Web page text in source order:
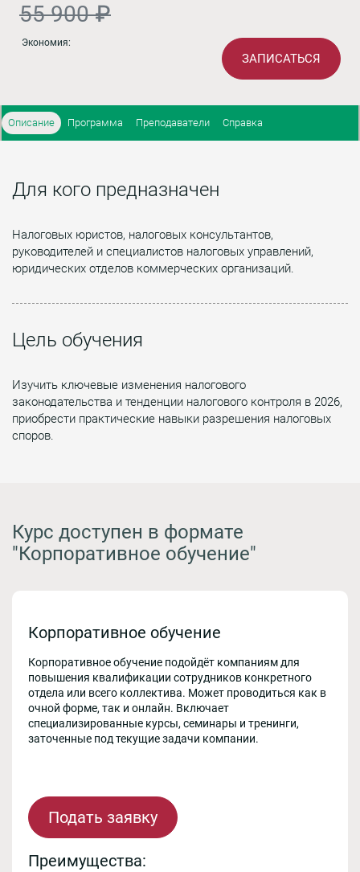
55 900 ₽
Экономия:
ЗАПИСАТЬСЯ
Описание Программа Преподаватели Справка
Для кого предназначен
Налоговых юристов, налоговых консультантов,
руководителей и специалистов налоговых управлений,
юридических отделов коммерческих организаций.
Цель обучения
Изучить ключевые изменения налогового
законодательства и тенденции налогового контроля в 2026,
приобрести практические навыки разрешения налоговых
споров.
Курс доступен в формате
"Корпоративное обучение"
Корпоративное обучение
Корпоративное обучение подойдёт компаниям для
повышения квалификации сотрудников конкретного
отдела или всего коллектива. Может проводиться как в
очной форме, так и онлайн. Включает
специализированные курсы, семинары и тренинги,
заточенные под текущие задачи компании.
Подать заявку
Преимущества: